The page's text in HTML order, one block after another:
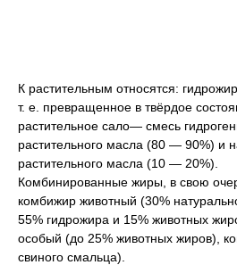
К растительным относятся:
т. е. превращенное в твёрдое
растительное сало— смесь
растительного масла (80 — 90%) и
растительного масла (10 — 20%).
Комбинированные жиры, в свою
комбижир животный (30%
55% гидрожира и 15% животных
особый (до 25% животных жиров),
свиного смальца).